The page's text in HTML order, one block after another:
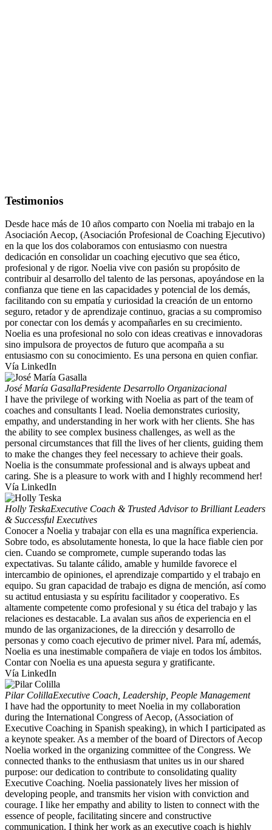
Testimonios
Desde hace más de 10 años comparto con Noelia mi trabajo en la
Asociación Aecop, (Asociación Profesional de Coaching Ejecutivo)
en la que los dos colaboramos con entusiasmo con nuestra
dedicación en consolidar un coaching ejecutivo que sea ético,
profesional y de rigor. Noelia vive con pasión su propósito de
contribuir al desarrollo del talento de las personas, apoyándose en la
confianza que tiene en las capacidades y potencial de los demás,
facilitando con su empatía y curiosidad la creación de un entorno
seguro, retador y de aprendizaje continuo, gracias a su compromiso
por conectar con los demás y acompañarles en su crecimiento.
Noelia es una profesional no solo con ideas creativas e innovadoras
sino impulsora de proyectos de futuro que acompaña a su
entusiasmo con su conocimiento. Es una persona en quien confiar.
Vía LinkedIn
José María GasallaPresidente Desarrollo Organizacional
I have the privilege of working with Noelia as part of the team of
coaches and consultants I lead. Noelia demonstrates curiosity,
empathy, and understanding in her work with her clients. She has
the ability to see complex business challenges, as well as the
personal circumstances that fill the lives of her clients, guiding them
to make the changes they feel necessary to achieve their goals.
Noelia is the consummate professional and is always upbeat and
caring. She is a pleasure to work with and I highly recommend her!
Vía LinkedIn
Holly TeskaExecutive Coach & Trusted Advisor to Brilliant Leaders
& Successful Executives
Conocer a Noelia y trabajar con ella es una magnífica experiencia.
Sobre todo, es absolutamente honesta, lo que la hace fiable cien por
cien. Cuando se compromete, cumple superando todas las
expectativas. Su talante cálido, amable y humilde favorece el
intercambio de opiniones, el aprendizaje compartido y el trabajo en
equipo. Su gran capacidad de trabajo es digna de mención, así como
su actitud entusiasta y su espíritu facilitador y cooperativo. Es
altamente competente como profesional y su ética del trabajo y las
relaciones es destacable. La avalan sus años de experiencia en el
mundo de las organizaciones, de la dirección y desarrollo de
personas y como coach ejecutivo de primer nivel. Para mí, además,
Noelia es una inestimable compañera de viaje en todos los ámbitos.
Contar con Noelia es una apuesta segura y gratificante.
Vía LinkedIn
Pilar ColillaExecutive Coach, Leadership, People Management
I have had the opportunity to meet Noelia in my collaboration
during the International Congress of Aecop, (Association of
Executive Coaching in Spanish speaking), in which I participated as
a keynote speaker. As a member of the board of Directors of Aecop
Noelia worked in the organizing committee of the Congress. We
connected thanks to the enthusiasm that unites us in our shared
purpose: our dedication to contribute to consolidating quality
Executive Coaching. Noelia passionately lives her mission of
developing people, and transmits her vision with conviction and
courage. I like her empathy and ability to listen to connect with the
essence of people, facilitating sincere and constructive
communication. I think her work as an executive coach is highly